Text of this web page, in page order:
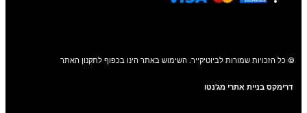
© כל הזכויות שמורות לביוטיקייר. השימוש באתר הינו בכפוף לתקנון האתר
דרימקס בניית אתרי מג'נטו